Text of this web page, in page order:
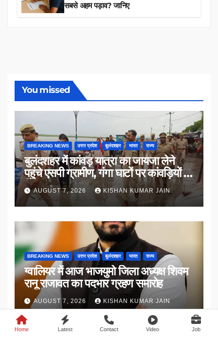
सबसे अहम पड़ाव? जानिए
You missed
BREAKING NEWS उत्तर प्रदेश बुलंदशहर भारत राज्य
बुलंदशहर में कांवड़ यात्रा का जायजा लेने
पहुंचे एसपी ग्रामीण, गंगा घाटों पर कांवड़ियों से
किया संवाद
AUGUST 7, 2026 KISHAN KUMAR JAIN
BREAKING NEWS उत्तर प्रदेश बुलंदशहर भारत राज्य
ग्वालियर में आज भाजयुमो जिला अध्यक्ष शिवम
रानू राजावत का पदभार ग्रहण समारोह
AUGUST 7, 2026 KISHAN KUMAR JAIN
Home Latest Contact Video Job